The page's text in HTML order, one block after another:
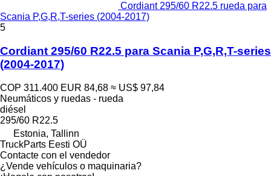
Cordiant 295/60 R22.5 rueda para
Scania P,G,R,T-series (2004-2017)
5
Cordiant 295/60 R22.5 para Scania P,G,R,T-series
(2004-2017)
COP 311.400 EUR 84,68 ≈ US$ 97,84
Neumáticos y ruedas - rueda
diésel
295/60 R22.5
Estonia, Tallinn
TruckParts Eesti OÜ
Contacte con el vendedor
¿Vende vehículos o maquinaria?